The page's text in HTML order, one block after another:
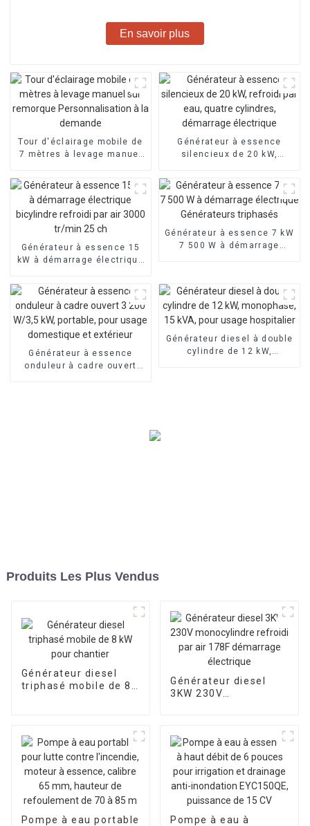
En savoir plus
Tour d'éclairage mobile de
7 mètres à levage manuel
Personnalisation à la
demande
Générateur à essence
silencieux de 20 kW,
cylindres, démarrage
électrique
Générateur à essence 15
kW à démarrage électrique
3000 tr/min 25 ch
Générateur à essence 7 kW
7 500 W à démarrage
Générateur à essence
onduleur à cadre ouvert
Générateur diesel à double
cylindre de 12 kW,
Produits Les Plus Vendus
Générateur diesel
triphasé mobile de 8
Générateur diesel
3KW 230V
démarrage électrique
Pompe à eau portable Pompe à eau à